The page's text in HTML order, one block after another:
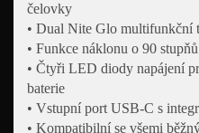
čelovky
• Dual Nite Glo multifunkční
• Funkce náklonu o 90 stupňů
• Čtyři LED diody napájení
baterie
• Vstupní port USB-C s
• Kompatibilní se všemi